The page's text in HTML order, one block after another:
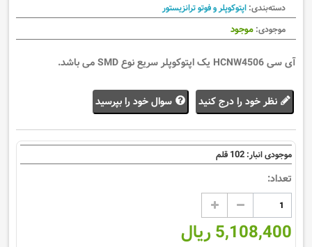
دسته‌بندی: اپتوکوپلر و فوتو ترانزیستور
موجودی: موجود
آی سی HCNW4506 یک اپتوکوپلر سریع نوع SMD می باشد.
نظر خود را درج کنید سوال خود را بپرسید
موجودی انبار: 102 قلم
تعداد:
5,108,400 ریال